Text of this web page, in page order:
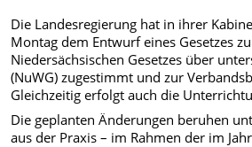
Die Landesregierung hat in ihrer
Montag dem Entwurf eines Gesetzes
Niedersächsischen Gesetzes über
(NuWG) zugestimmt und zur
Gleichzeitig erfolgt auch die
Die geplanten Änderungen beruhen
aus der Praxis – im Rahmen der im